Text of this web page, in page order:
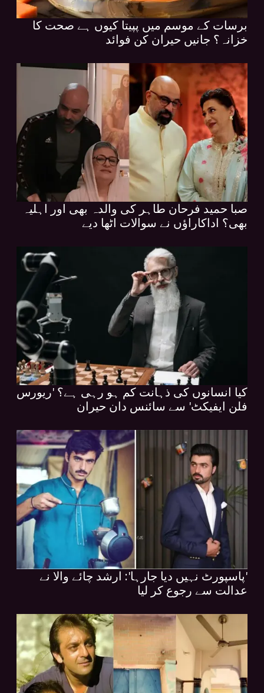
برسات کے موسم میں پپیتا کیوں ہے صحت کا
خزانہ؟ جانیں حیران کن فوائد
صبا حمید فرحان طاہر کی والدہ بھی اور اہلیہ
بھی؟ اداکاراؤں نے سوالات اٹھا دیے
کیا انسانوں کی ذہانت کم ہو رہی ہے؟ 'ریورس
فلن ایفیکٹ' سے سائنس دان حیران
'پاسپورٹ نہیں دیا جارہا': ارشد چائے والا نے
عدالت سے رجوع کر لیا